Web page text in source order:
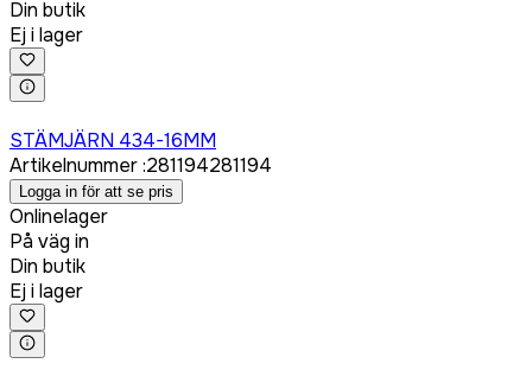
Din butik
Ej i lager
STÄMJÄRN 434-16MM
Artikelnummer:281194281194
Logga in för att se pris
Onlinelager
På väg in
Din butik
Ej i lager